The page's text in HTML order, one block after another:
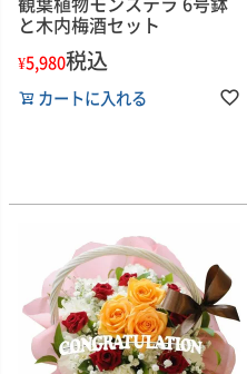
と木内梅酒セット
¥5,980税込
カートに入れる